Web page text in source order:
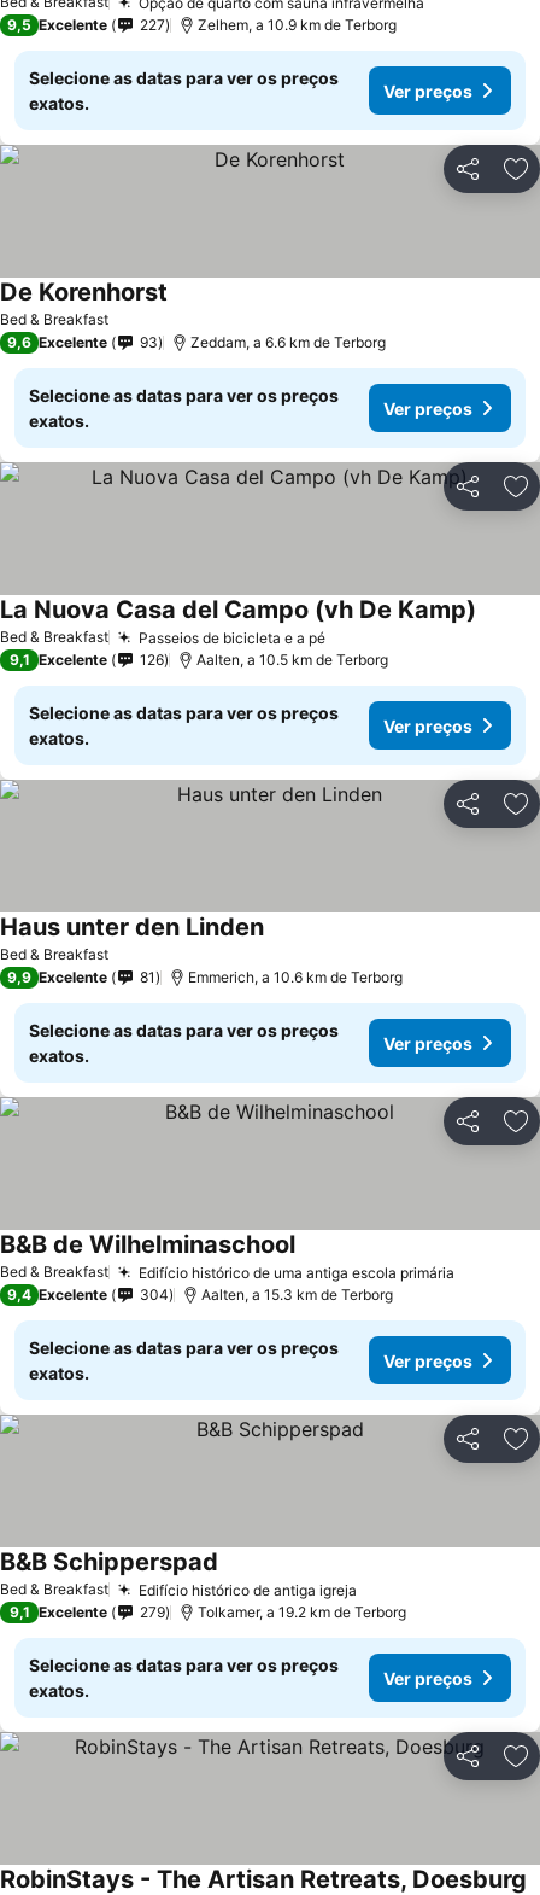
9,5 Excelente 227 Zelhem, a 10.9 km de Terborg
Selecione as datas para ver os preços
exatos.
Ver preços
Partilhar
Bed & Breakfast
De Korenhorst
9,6 Excelente 93 Zeddam, a 6.6 km de Terborg
Selecione as datas para ver os preços
exatos.
Ver preços
Partilhar
Bed & Breakfast Passeios de bicicleta e a péVer preços
La Nuova Casa del Campo (vh De Kamp)
9,1 Excelente 126 Aalten, a 10.5 km de Terborg
Selecione as datas para ver os preços
exatos.
Ver preços
Partilhar
Bed & Breakfast
Haus unter den LindenVer preços
9,9 Excelente 81 Emmerich, a 10.6 km de Terborg
Selecione as datas para ver os preços
exatos.
Ver preços
Partilhar
Bed & Breakfast Edifício histórico de uma antiga escola primária
B&B de WilhelminaschoolVer preços
9,4 Excelente 304 Aalten, a 15.3 km de Terborg
Selecione as datas para ver os preços
exatos.
Ver preços
Partilhar
Bed & Breakfast Edifício histórico de antiga igreja
B&B Schipperspad
9,1 Excelente 279 Tolkamer, a 19.2 km de Terborg
Selecione as datas para ver os preços
exatos.
Ver preços
Partilhar
RobinStays - The Artisan Retreats, Doesburg